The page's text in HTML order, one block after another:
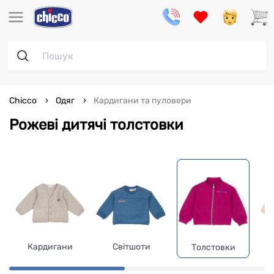
Рожеві дитячі толстовки
Chicco Одяг Кардигани та пуловери
Кардигани Світшоти Толстовки